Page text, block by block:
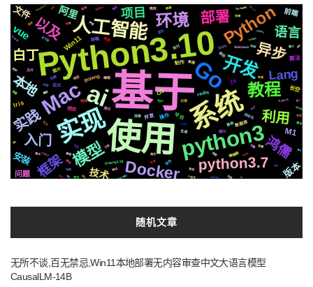
基于
使用
Python3.10
系统
ai
实现
Go
python3
Mac
人工智能
开发
环境
教程
Python
模型 Docker
异步
部署
python3.7
利用
实践
入门
以及
框架
本地
白丁
鸿儒
语言
项目
Lang
vue
技术
阿里
安装
文件
版本
M1
问题
前端
Win11
js
Iris
长空
算法
OS
并发 操作
制作
golang
平台
redis
结合
协程
面试
api
图片
数据库
深度
记录
编程
Selenium
通过
新版
svg
Golang1.18
生成
结构
运行
自动化
音色
响应
原生
芯片
前后
检测
编辑器
基础
2020
微软
国内
后端
页面
https
Pytorch
MacOs
支付宝
简历
快速
布局
Tornado 个性化
识别
集群
流程
可用
声音
机制
社交
数据
centos
推送
需要
格式
字幕
变量
推荐
celery
场景
阻塞
镜像
Apple
各种
存储
Silicon
Tornado6
遇到
统一
CSS3
github
切换
动画
爬虫
属于
情况
协议
io
聊天
合成
Tornado5.1
递归
图标
事件
解析
插件
调用
全文检索
模拟
特效 Rabbitmq3.7
随机文章
无所不谈,百无禁忌,Win11本地部署无内容审查中文大语言模型
CausalLM-14B